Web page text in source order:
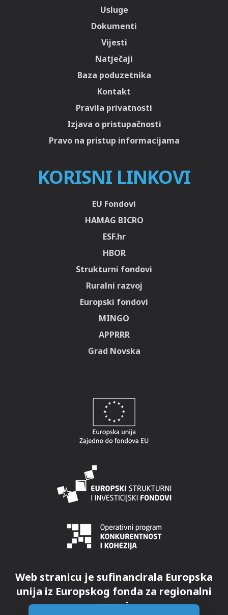
Usluge
Dokumenti
Vijesti
Natječaji
Baza poduzetnika
Kontakt
Pravila privatnosti
Izjava o pristupačnosti
Pravo na pristup informacijama
KORISNI LINKOVI
EU Fondovi
HAMAG BICRO
ESF.hr
HBOR
Strukturni fondovi
Ruralni razvoj
Europski fondovi
MINGO
APPRRR
Grad Novska
Web stranicu je sufinancirala Europska
unija iz Europskog fonda za regionalni
razvoj.